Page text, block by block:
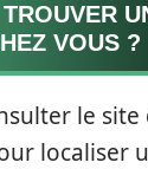
VOUS ?
le site
localiser